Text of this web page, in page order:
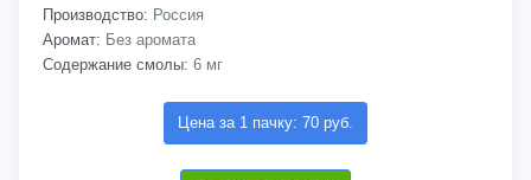
Производство: Россия
Аромат: Без аромата
Содержание смолы: 6 мг
Цена за 1 пачку: 70 руб.